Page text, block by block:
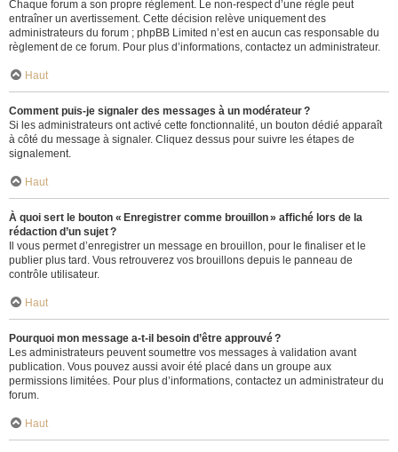
Chaque forum a son propre règlement. Le non-respect d’une règle peut
entraîner un avertissement. Cette décision relève uniquement des
administrateurs du forum ; phpBB Limited n’est en aucun cas responsable du
règlement de ce forum. Pour plus d’informations, contactez un administrateur.
Haut
Comment puis-je signaler des messages à un modérateur ?
Si les administrateurs ont activé cette fonctionnalité, un bouton dédié apparaît
à côté du message à signaler. Cliquez dessus pour suivre les étapes de
signalement.
Haut
À quoi sert le bouton « Enregistrer comme brouillon » affiché lors de la
rédaction d’un sujet ?
Il vous permet d’enregistrer un message en brouillon, pour le finaliser et le
publier plus tard. Vous retrouverez vos brouillons depuis le panneau de
contrôle utilisateur.
Haut
Pourquoi mon message a-t-il besoin d’être approuvé ?
Les administrateurs peuvent soumettre vos messages à validation avant
publication. Vous pouvez aussi avoir été placé dans un groupe aux
permissions limitées. Pour plus d’informations, contactez un administrateur du
forum.
Haut